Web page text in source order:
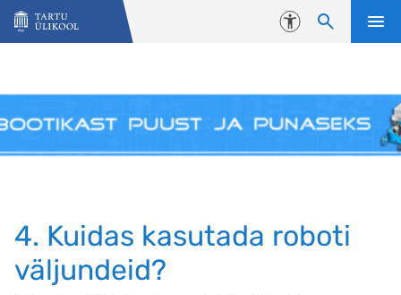
Liigu edasi põhisisu juurde
Juurdepääsetavus
4. Kuidas kasutada roboti
väljundeid?